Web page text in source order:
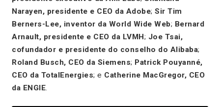
Narayen, presidente e CEO da Adobe; Sir Tim
Berners-Lee, inventor da World Wide Web; Bernard
Arnault, presidente e CEO da LVMH ; Joe Tsai,
cofundador e presidente do conselho do Alibaba;
Roland Busch, CEO da Siemens; Patrick Pouyanné,
CEO da TotalEnergies; e Catherine MacGregor, CEO
da ENGIE.